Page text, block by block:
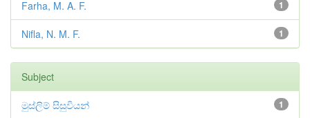
1
Farha, M. A. F.
1
Nifla, N. M. F.
Subject
1
මුස්ලිම් සිසුවියන්